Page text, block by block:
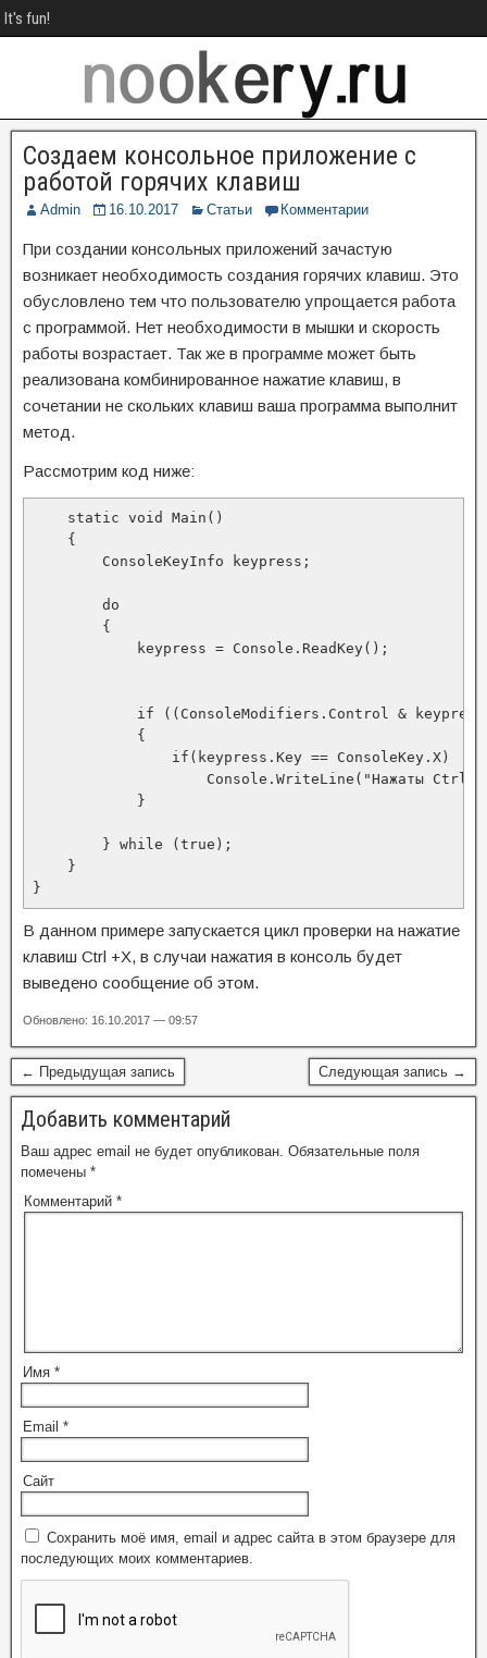
It's fun!
Создаем консольное приложение с
работой горячих клавиш
Admin 16.10.2017 Статьи Комментарии
При создании консольных приложений зачастую
возникает необходимость создания горячих клавиш. Это
обусловлено тем что пользователю упрощается работа
с программой. Нет необходимости в мышки и скорость
работы возрастает. Так же в программе может быть
реализована комбинированное нажатие клавиш, в
сочетании не скольких клавиш ваша программа выполнит
метод.
Рассмотрим код ниже:
    static void Main()
    {
        ConsoleKeyInfo keypress;
        do
        {
            keypress = Console.ReadKey();
if ((ConsoleModifiers.Control &
            {
                if(keypress.Key == ConsoleKey.X)
Console.WriteLine("Нажаты
            }
        } while (true);
    }
}
В данном примере запускается цикл проверки на нажатие
клавиш Ctrl +X, в случаи нажатия в консоль будет
выведено сообщение об этом.
Обновлено: 16.10.2017 — 09:57
← Предыдущая запись Следующая запись →
Добавить комментарий
Ваш адрес email не будет опубликован. Обязательные поля
помечены *
Комментарий *
Имя *
Email *
Сайт
Сохранить моё имя, email и адрес сайта в этом браузере для
последующих моих комментариев.